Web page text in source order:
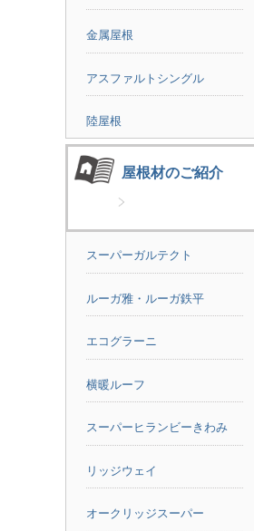
金属屋根
アスファルトシングル
陸屋根
屋根材のご紹介
スーパーガルテクト
ルーガ雅・ルーガ鉄平
エコグラーニ
横暖ルーフ
スーパーヒランビーきわみ
リッジウェイ
オークリッジスーパー